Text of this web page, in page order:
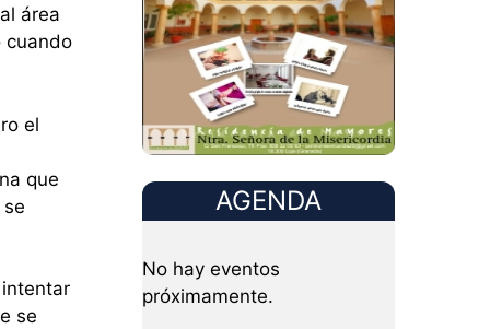
área
cuando
el
que
se
AGENDA
No hay eventos
próximamente.